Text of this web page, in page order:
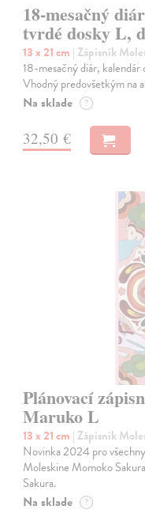
18-mesačný
tvrdé dosky L,
13 x 21 cm | Zápisník
18-mesačný diár,
Vhodný predovšetkým na
Na sklade ?
32,50 €
Plánovací
Maruko L
13 x 21 cm | Zápisník
Novinka 2024 pro
Moleskine Momoko
Sakura.
Na sklade ?